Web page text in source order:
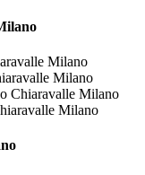
Milano
Milano
Chiaravalle Milano
Milano